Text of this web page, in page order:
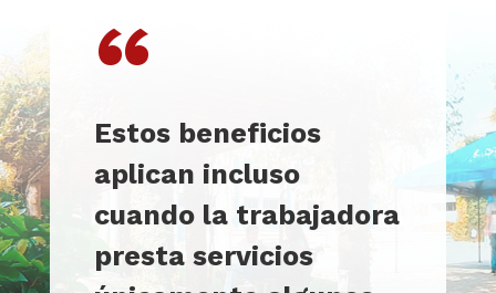
“
Estos beneficios
aplican incluso
cuando la trabajadora
presta servicios